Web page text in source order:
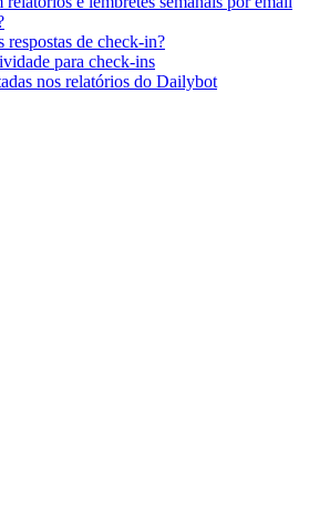
respostas de check-in?
para check-ins
nos relatórios do Dailybot